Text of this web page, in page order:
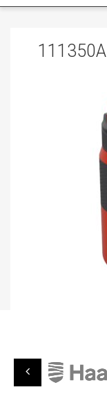
111350A